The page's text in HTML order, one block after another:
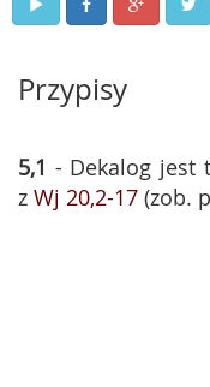
Przypisy
5,1 - Dekalog jest
z Wj 20,2-17 (zob.